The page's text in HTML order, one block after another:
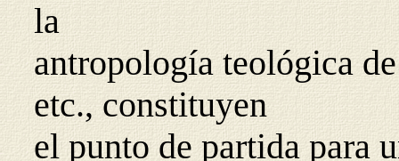
la
antropología teológica
etc., constituyen
el punto de partida para